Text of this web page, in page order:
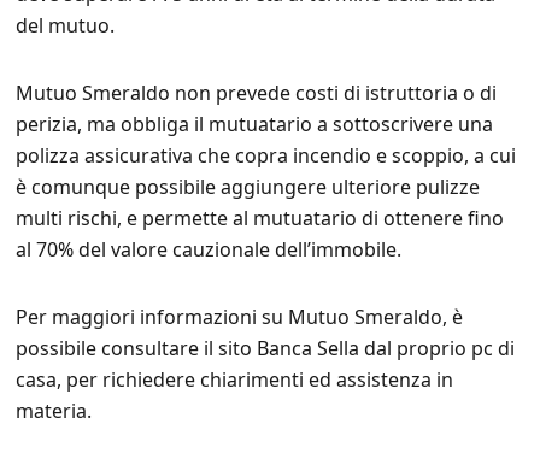
del mutuo.
Mutuo Smeraldo non prevede costi di istruttoria o di
perizia, ma obbliga il mutuatario a sottoscrivere una
polizza assicurativa che copra incendio e scoppio, a cui
è comunque possibile aggiungere ulteriore pulizze
multi rischi, e permette al mutuatario di ottenere fino
al 70% del valore cauzionale dell’immobile.
Per maggiori informazioni su Mutuo Smeraldo, è
possibile consultare il sito Banca Sella dal proprio pc di
casa, per richiedere chiarimenti ed assistenza in
materia.